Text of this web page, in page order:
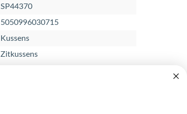
SP44370
5050996030715
Kussens
Zitkussens